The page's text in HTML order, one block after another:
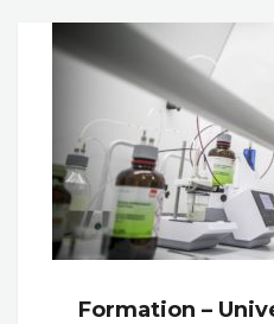
Formation –